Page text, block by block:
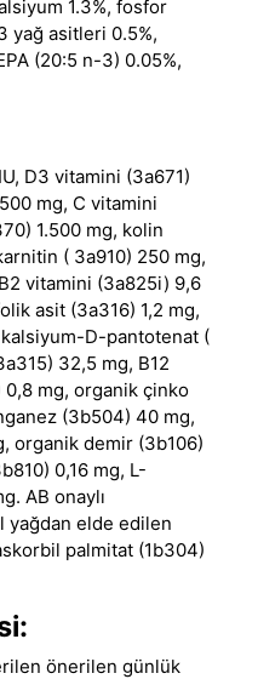
1.3%, fosfor
yağ asitleri 0.5%,
(20:5 n-3) 0.05%,
D3 vitamini (3a671)
mg, C vitamini
1.500 mg, kolin
( 3a910) 250 mg,
vitamini (3a825i) 9,6
asit (3a316) 1,2 mg,
D-pantotenat (
32,5 mg, B12
0,8 mg, organik çinko
(3b504) 40 mg,
organik demir (3b106)
0,16 mg, L-
AB onaylı
elde edilen
palmitat (1b304)
önerilen günlük